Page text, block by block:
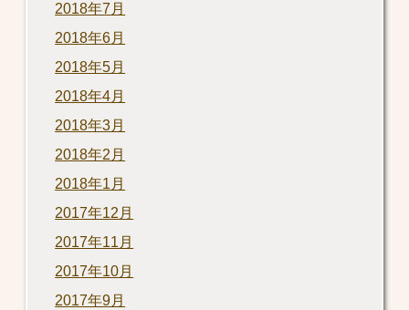
2018年7月
2018年6月
2018年5月
2018年4月
2018年3月
2018年2月
2018年1月
2017年12月
2017年11月
2017年10月
2017年9月